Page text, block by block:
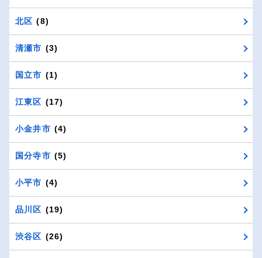
北区 (8)
清瀬市 (3)
国立市 (1)
江東区 (17)
小金井市 (4)
国分寺市 (5)
小平市 (4)
品川区 (19)
渋谷区 (26)